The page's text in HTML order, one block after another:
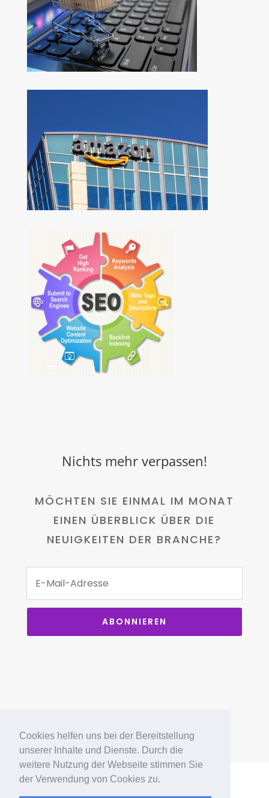
Cookies helfen uns bei der Bereitstellung
unserer Inhalte und Dienste. Durch die
weitere Nutzung der Webseite stimmen Sie
der Verwendung von Cookies zu.
Nichts mehr verpassen!
MÖCHTEN SIE EINMAL IM MONAT
EINEN ÜBERBLICK ÜBER DIE
NEUIGKEITEN DER BRANCHE?
ABONNIEREN